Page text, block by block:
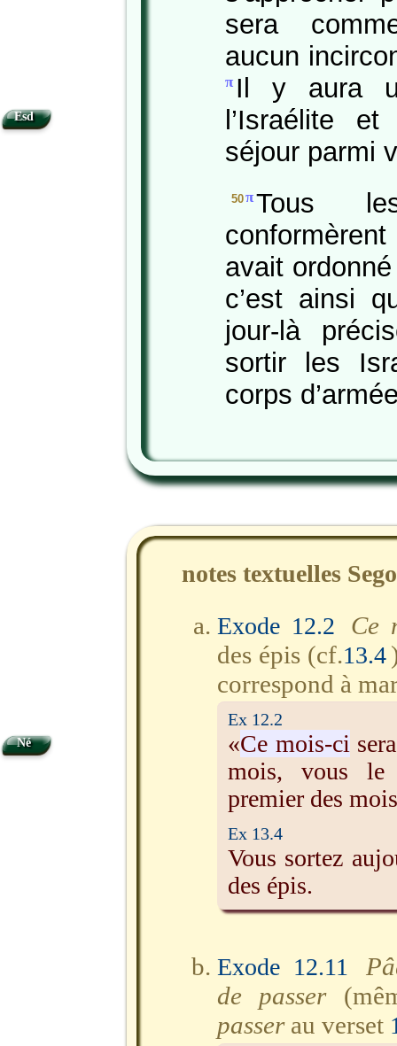
sera
aucun
π Il y aura
l’Israélite
séjour parmi
50πTous
avait
c’est ainsi
jour-là
sortir les
corps
notes textuelles
Exode 12.2
Ce
des épis (cf.13.4
correspond à
Ex 12.2
«Ce mois-ci
mois, vous le
premier des
Ex 13.4
Vous sortez
des épis.
Exode 12.11
de passer
passerau verset
Esd
Né